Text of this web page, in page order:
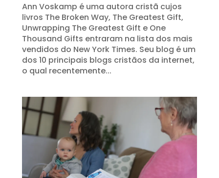
Ann Voskamp é uma autora cristã cujos
livros The Broken Way, The Greatest Gift,
Unwrapping The Greatest Gift e One
Thousand Gifts entraram na lista dos mais
vendidos do New York Times. Seu blog é um
dos 10 principais blogs cristãos da internet,
o qual recentemente...